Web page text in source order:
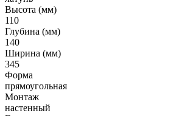
Высота (мм)
110
Глубина (мм)
140
Ширина (мм)
345
Форма
прямоугольная
Монтаж
настенный
Гофрированные трубы и манжеты для унитаза
Сифоны
Развернуть
Смесители и комплектующие
Россинка-ТВК
Смесители для ванной комнаты